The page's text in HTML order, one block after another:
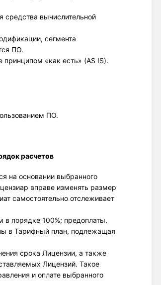
средства вычислительной
сегмента
ПО.
«как есть» (AS IS).
ПО.
расчетов
на основании выбранного
вправе изменять размер
самостоятельно отслеживает
в порядке 100%; предоплаты.
в Тарифный план, подлежащая
срока Лицензии, а также
Лицензий. Такое
и оплате выбранного